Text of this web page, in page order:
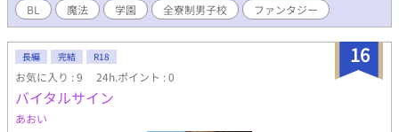
BL 魔法 学園 全寮制男子校 ファンタジー
16
長編 完結 R18
お気に入り : 9 24h.ポイント : 0
バイタルサイン
あおい